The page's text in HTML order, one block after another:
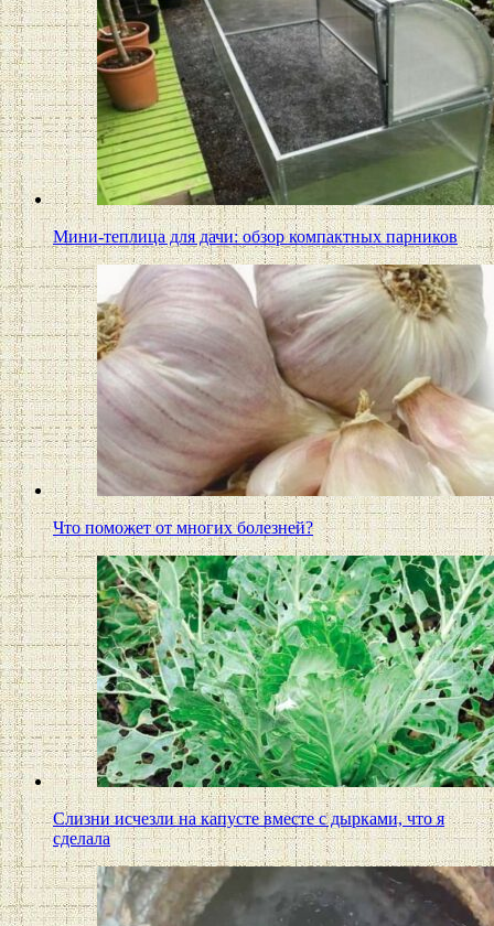
Мини-теплица для дачи: обзор компактных парников
Что поможет от многих болезней?
Слизни исчезли на капусте вместе с дырками, что я
сделала